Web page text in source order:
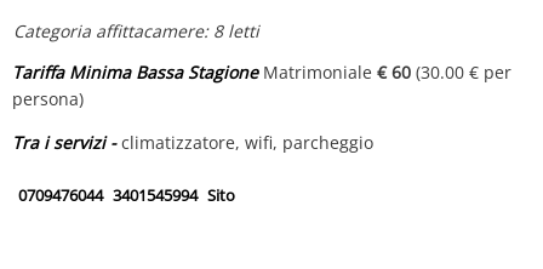
Categoria affittacamere: 8 letti
Tariffa Minima Bassa StagioneMatrimoniale € 60 (30.00 € per
persona)
Tra i servizi -climatizzatore, wifi, parcheggio
0709476044 3401545994 Sito